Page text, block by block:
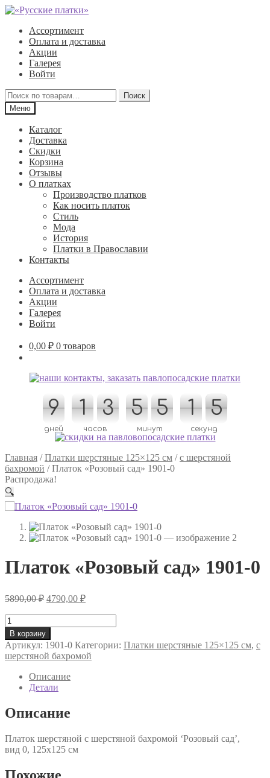
Перейти
навигации
Перейти
содержимому
Ассортимент
Оплата и доставка
Акции
Галерея
Войти
Искать:
Поиск
Меню
Каталог
Доставка
Скидки
Корзина
Отзывы
О платках
Производство платков
Как носить платок
Стиль
Мода
История
Платки в Православии
Контакты
Ассортимент
Оплата и доставка
Акции
Галерея
Войти
0,00 ₽ 0 товаров
9
9
дней
1
1 3
3
часов
5
5 5
5
минут
1
1 5
4
4
5
секунд
Главная /Платки шерстяные 125×125 см /с шерстяной
бахромой /Платок «Розовый сад» 1901-0
Распродажа!
🔍
Платок «Розовый сад» 1901-0
5890,00₽ Первоначальная
составляла
5890,00 ₽.
4790,00 ₽Текущая
Количество
товара
Платок
«Розовый
сад»
1901-
В корзину
Артикул: 1901-0 Категории: Платки шерстяные 125×125 см, с
шерстяной бахромой
Описание
Детали
Описание
Платок шерстяной с шерстяной бахромой ‘Розовый сад’,
вид 0, 125х125 см
Похожие